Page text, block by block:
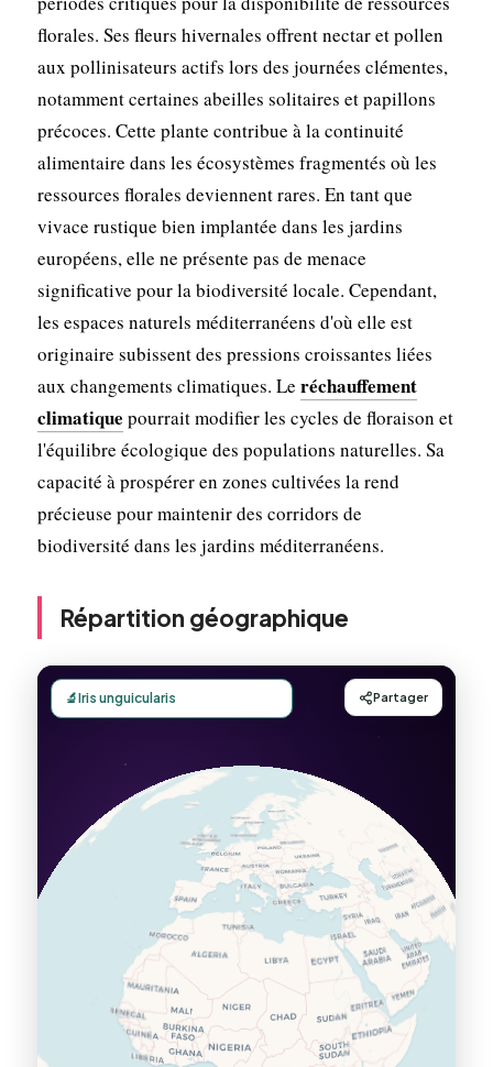
florales. Ses fleurs hivernales offrent nectar et pollen
aux pollinisateurs actifs lors des journées clémentes,
notamment certaines abeilles solitaires et papillons
précoces. Cette plante contribue à la continuité
alimentaire dans les écosystèmes fragmentés où les
ressources florales deviennent rares. En tant que
vivace rustique bien implantée dans les jardins
européens, elle ne présente pas de menace
significative pour la biodiversité locale. Cependant,
les espaces naturels méditerranéens d'où elle est
originaire subissent des pressions croissantes liées
aux changements climatiques. Le réchauffement
climatique pourrait modifier les cycles de floraison et
l'équilibre écologique des populations naturelles. Sa
capacité à prospérer en zones cultivées la rend
précieuse pour maintenir des corridors de
biodiversité dans les jardins méditerranéens.
Répartition géographique